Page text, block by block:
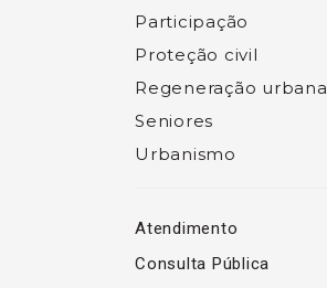
Participação
Proteção civil
Regeneração urbana
Seniores
Urbanismo
Atendimento
Consulta Pública